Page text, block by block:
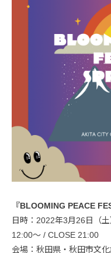
『BLOOMING PEACE
日時：2022年3月26日（
12:00～ / CLOSE 21:00
会場：秋田県・秋田市文